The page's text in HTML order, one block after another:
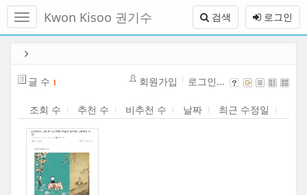
메
토
로그인
검색
Kwon Kisoo 권기수
글 수 1 회원가입 로그인...
조회 수 추천 수 비추천 수 날짜 최근 수정일